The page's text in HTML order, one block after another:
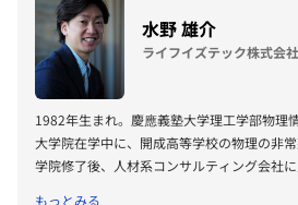
出演番組『BS12賢者の選択サクセッション
https://youtu.be/vBm9e-RJ1Vk?si=77AP-
水野 雄介
ライフイズテック株式会
1982年生まれ。慶應義塾大学理工学部物理
大学院在学中に、開成高等学校の物理の非
学院修了後、人材系コンサルティング会社
もっとみる